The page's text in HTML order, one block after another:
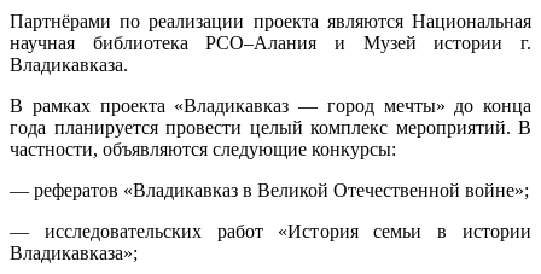
Партнёрами по реализации проекта являются Национальная
научная библиотека РСО–Алания и Музей истории г.
Владикавказа.
В рамках проекта «Владикавказ — город мечты» до конца
года планируется провести целый комплекс мероприятий. В
частности, объявляются следующие конкурсы:
— рефератов «Владикавказ в Великой Отечественной войне»;
— исследовательских работ «История семьи в истории
Владикавказа»;